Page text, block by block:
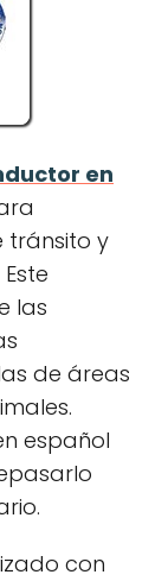
en
tránsito y
las
de áreas
español
con